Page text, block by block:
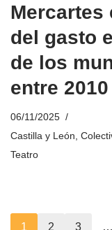
Mercartes
del gasto
de los
entre
06/11/2025
Castilla y León
Teatro
1 2 3 …